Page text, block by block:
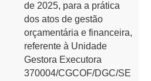
de 2025, para a prática
dos atos de gestão
orçamentária e financeira,
referente à Unidade
Gestora Executora
370004/CGCOF/DGC/SE